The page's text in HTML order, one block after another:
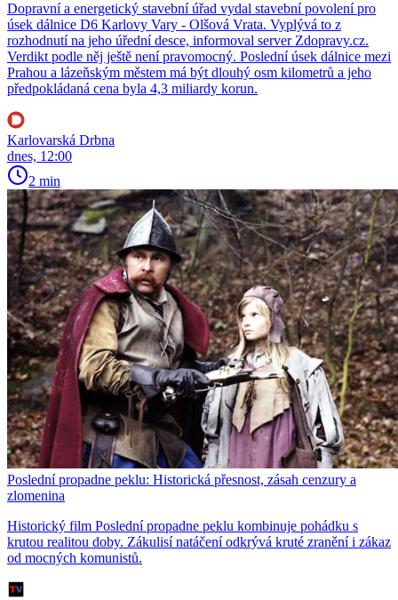
Dopravní a energetický stavební úřad vydal stavební povolení pro
úsek dálnice D6 Karlovy Vary - Olšová Vrata. Vyplývá to z
rozhodnutí na jeho úřední desce, informoval server Zdopravy.cz.
Verdikt podle něj ještě není pravomocný. Poslední úsek dálnice mezi
Prahou a lázeňským městem má být dlouhý osm kilometrů a jeho
předpokládaná cena byla 4,3 miliardy korun.
Karlovarská Drbna
dnes, 12:00
2 min
Poslední propadne peklu: Historická přesnost, zásah cenzury a
zlomenina
Historický film Poslední propadne peklu kombinuje pohádku s
krutou realitou doby. Zákulisí natáčení odkrývá kruté zranění i zákaz
od mocných komunistů.